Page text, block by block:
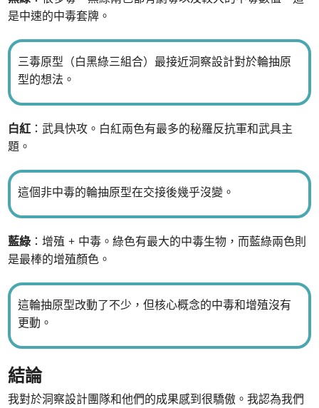
是中速的中毒套牌。
三毒原型（白黑綠三組合）最接近洞察設計對於輪抽原
型的想法。
白紅 ：武具快攻。白紅兩色有最多的秘羅反抗軍和武具主
題。
這個非中毒的輪抽原型在交接後幾乎沒變。
藍綠 ：增殖 + 中毒。綠色有最大的中毒生物，而藍綠兩色則
是最棒的增殖顏色。
這輪抽原型改動了不少，但核心概念的中毒和增殖沒有
更動。
結論
我對於洞察設計團隊和他們的成果感到很驕傲。我認為我們